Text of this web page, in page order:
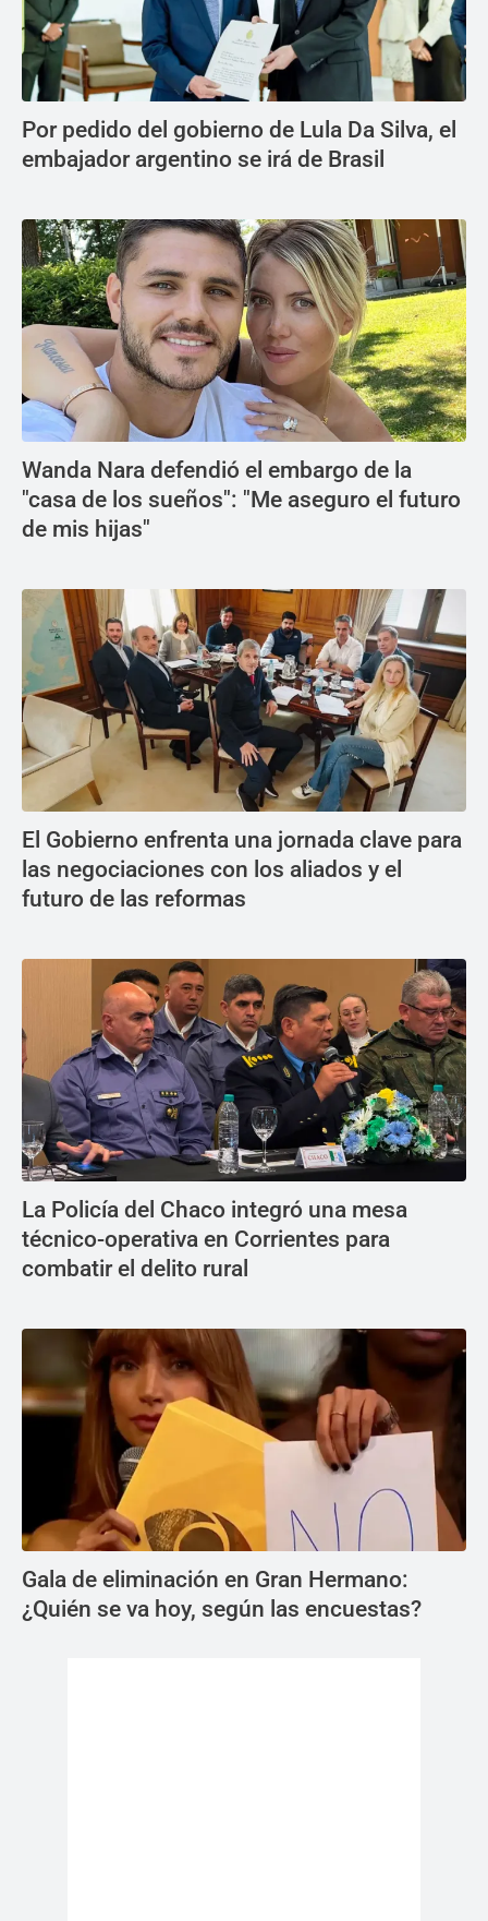
Por pedido del gobierno de Lula Da Silva, el
embajador argentino se irá de Brasil
Wanda Nara defendió el embargo de la
"casa de los sueños": "Me aseguro el futuro
de mis hijas"
El Gobierno enfrenta una jornada clave para
las negociaciones con los aliados y el
futuro de las reformas
La Policía del Chaco integró una mesa
técnico-operativa en Corrientes para
combatir el delito rural
Gala de eliminación en Gran Hermano:
¿Quién se va hoy, según las encuestas?